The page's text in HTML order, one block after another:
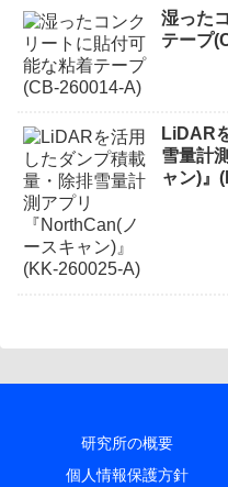
湿った
テープ
LiDAR
雪量計
ャン)』
研究所の概要
個人情報保護方針